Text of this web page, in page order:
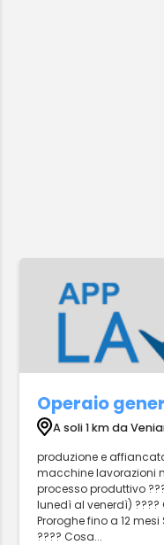
Operaio
A soli 1 km da
produzione e
macchine lavorazioni
processo produttivo
lunedì al venerdì)
Proroghe fino a 12
???? Cosa...